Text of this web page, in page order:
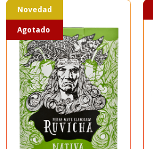
Novedad
Agotado